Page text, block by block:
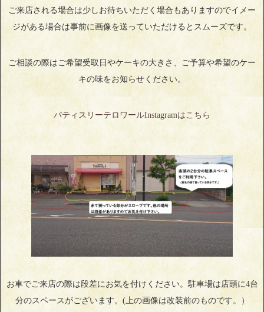
ご来店される場合は少しお待ちいただく場合もありますのでイメー
ジがある場合は事前に画像を送っていただけるとスムーズです。
ご相談の際はご希望受取日やケーキの大きさ、ご予算や希望のケー
キの味をお知らせください。
パティスリーテロワールInstagramはこちら
お車でご来店の際は段差にお気を付けください。駐車場は店頭に4台
分のスペースがございます。(上の画像は改装前のものです。）